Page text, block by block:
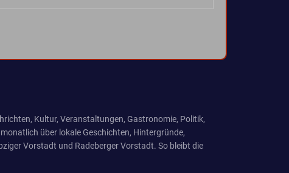
Kultur, Veranstaltungen, Gastronomie, Politik,
über lokale Geschichten, Hintergründe,
Vorstadt und Radeberger Vorstadt. So bleibt die